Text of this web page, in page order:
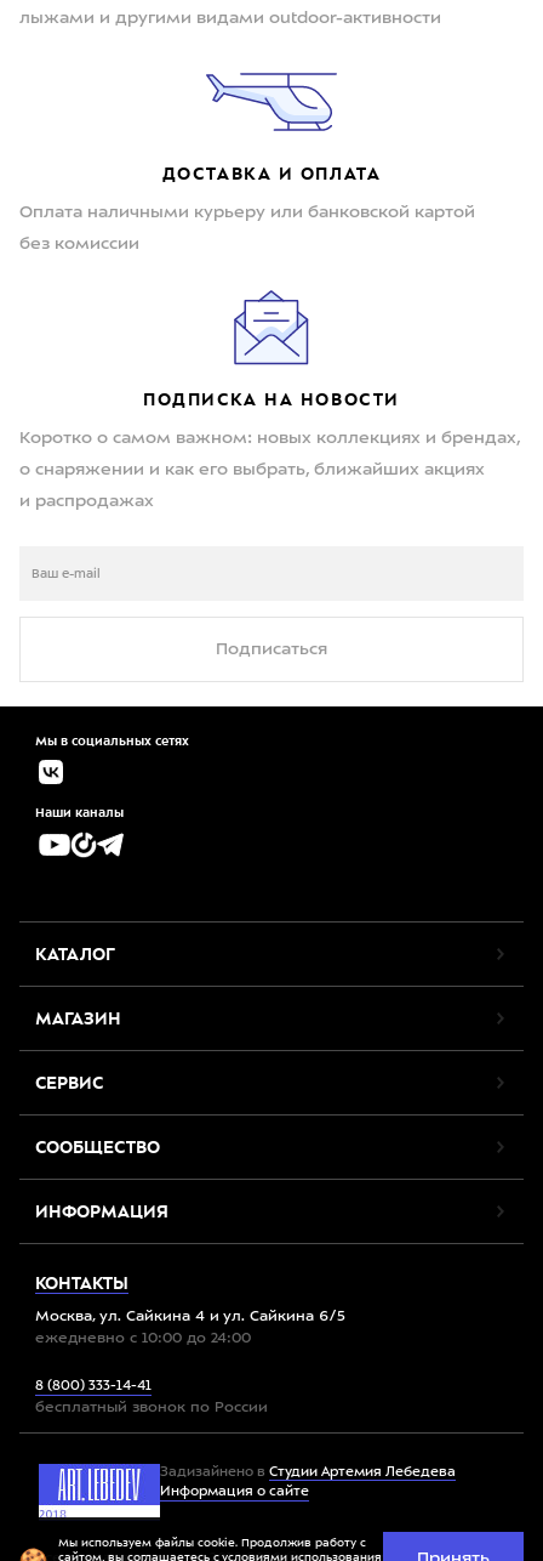
лыжами и другими видами outdoor-активности
ДОСТАВКА И ОПЛАТА
Оплата наличными курьеру или банковской картой
без комиссии
ПОДПИСКА НА НОВОСТИ
Коротко о самом важном: новых коллекциях и брендах,
о снаряжении и как его выбрать, ближайших акциях
и распродажах
Подписаться
Мы в социальных сетях
Наши каналы
КАТАЛОГ
МАГАЗИН
СЕРВИС
СООБЩЕСТВО
ИНФОРМАЦИЯ
КОНТАКТЫ
Москва, ул. Сайкина 4 и ул. Сайкина 6/5
ежедневно с 10:00 до 24:00
8 (800) 333-14-41
бесплатный звонок по России
Задизайнено в Студии Артемия Лебедева
Информация о сайте
Мы используем файлы cookie. Продолжив работу с
сайтом, вы соглашаетесь с условиями использования